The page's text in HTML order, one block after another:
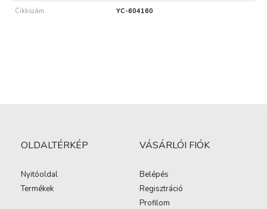
Cikkszám YC-604160
OLDALTÉRKÉP
Nyitóoldal
Termékek
VÁSÁRLÓI FIÓK
Belépés
Regisztráció
Profilom